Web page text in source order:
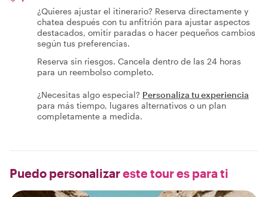
¿Quieres ajustar el itinerario? Reserva directamente y
chatea después con tu anfitrión para ajustar aspectos
destacados, omitir paradas o hacer pequeños cambios
según tus preferencias.
Reserva sin riesgos. Cancela dentro de las 24 horas
para un reembolso completo.
¿Necesitas algo especial? Personaliza tu experiencia
para más tiempo, lugares alternativos o un plan
completamente a medida.
Puedo personalizareste tour es para ti